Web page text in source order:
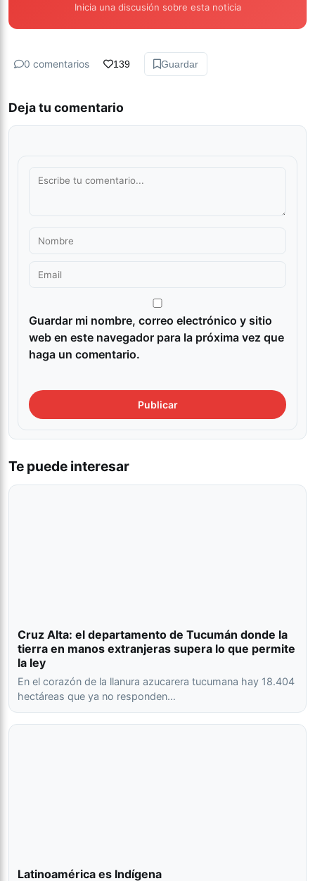
Inicia una discusión sobre esta noticia
0 comentarios 139 Guardar
Deja tu comentario
Guardar mi nombre, correo electrónico y sitio
web en este navegador para la próxima vez que
haga un comentario.
Te puede interesar
Cruz Alta: el departamento de Tucumán donde la
tierra en manos extranjeras supera lo que permite
la ley
En el corazón de la llanura azucarera tucumana hay 18.404
hectáreas que ya no responden…
Latinoamérica es Indígena